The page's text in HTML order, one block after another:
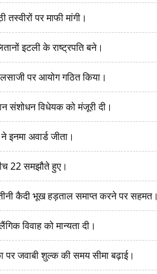
पर माफी मांगी।
इटली के राष्ट्रपति बने।
पर आयोग गठित किया।
संशोधन विधेयक को मंजूरी दी।
अवार्ड जीता।
22 समझौते हुए।
कैदी भूख हड़ताल समाप्त करने पर सहमत।
विवाह को मान्यता दी।
पर जवाबी शुल्क की समय सीमा बढ़ाई।